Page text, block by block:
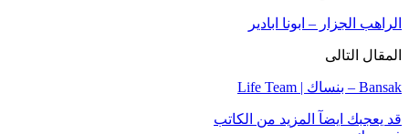
المقال التالى
‎Bansak – بنساك | Life Team‎
قد يعجبك ايضآ المزيد من الكاتب